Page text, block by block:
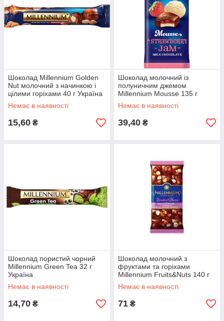
Шоколад Millennium Golden
Nut молочний з начинкою і
цілими горіхами 40 г Україна
Немає в наявності
15,60 ₴
Шоколад молочний із
полуничним джемом
Millennium Mousse 135 г
Україна
Немає в наявності
39,40 ₴
Шоколад пористий чорний
Millennium Green Tea 32 г
Україна
Немає в наявності
14,70 ₴
Шоколад молочний з
фруктами та горіхами
Millennium Fruits&Nuts 140 г
Україна
Немає в наявності
71 ₴